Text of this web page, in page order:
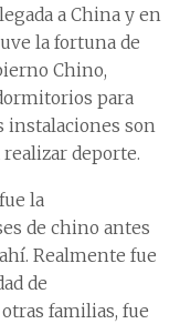
a China y en
la fortuna de
Chino,
para
instalaciones son
deporte.
la
de chino antes
Realmente fue
de
familias, fue